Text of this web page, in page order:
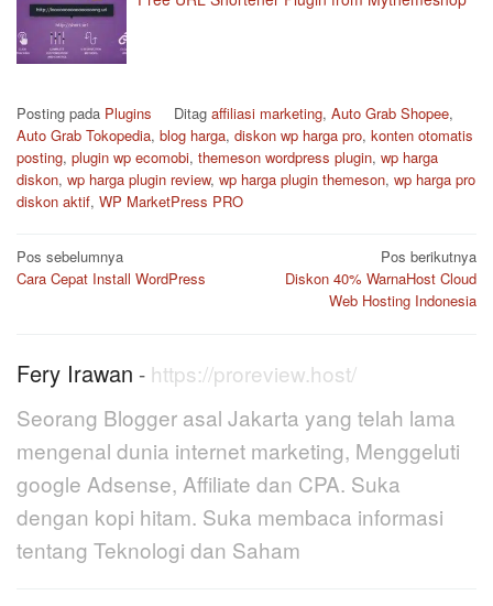
Posting pada Plugins Ditag affiliasi marketing, Auto Grab Shopee,
Auto Grab Tokopedia​, blog harga, diskon wp harga pro, konten otomatis
posting, plugin wp ecomobi, themeson wordpress plugin, wp harga
diskon, wp harga plugin review, wp harga plugin themeson, wp harga pro
diskon aktif, WP MarketPress PRO
Navigasi
pos
Pos sebelumnya
Cara Cepat Install WordPress
Pos berikutnya
Diskon 40% WarnaHost Cloud
Web Hosting Indonesia
Fery Irawan - https://proreview.host/
Seorang Blogger asal Jakarta yang telah lama
mengenal dunia internet marketing, Menggeluti
google Adsense, Affiliate dan CPA. Suka
dengan kopi hitam. Suka membaca informasi
tentang Teknologi dan Saham